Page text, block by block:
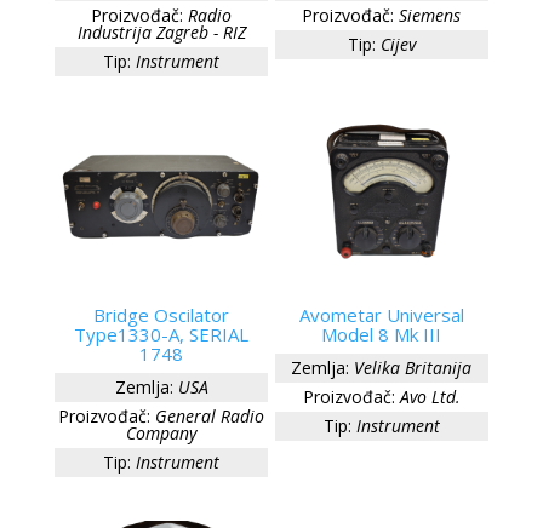
Proizvođač: Radio
Industrija Zagreb - RIZ
Tip: Instrument
Proizvođač: Siemens
Tip: Cijev
Bridge Oscilator
Type1330-A, SERIAL
1748
Zemlja: USA
Proizvođač: General Radio
Company
Tip: Instrument
Avometar Universal
Model 8 Mk III
Zemlja: Velika Britanija
Proizvođač: Avo Ltd.
Tip: Instrument